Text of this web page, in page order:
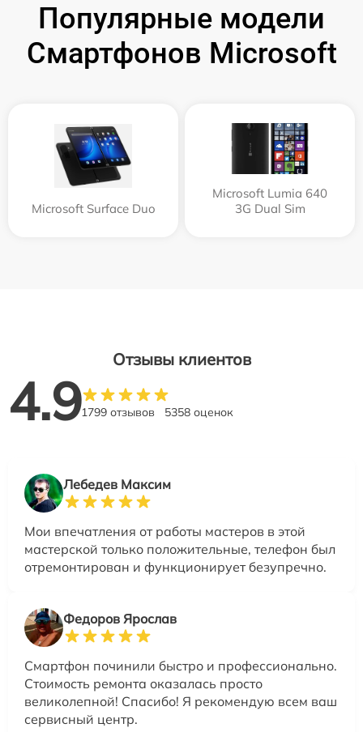
Популярные модели
Смартфонов Microsoft
Microsoft Surface Duo
Microsoft Lumia 640
3G Dual Sim
Отзывы клиентов
4.91799 отзывов 5358 оценок
Лебедев Максим
Мои впечатления от работы мастеров в этой
мастерской только положительные, телефон был
отремонтирован и функционирует безупречно.
Федоров Ярослав
Смартфон починили быстро и профессионально.
Стоимость ремонта оказалась просто
великолепной! Спасибо! Я рекомендую всем ваш
сервисный центр.